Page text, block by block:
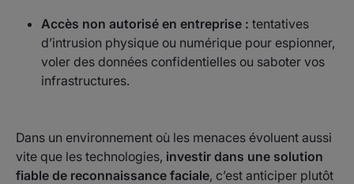
Accès non autorisé en entreprise : tentatives
d’intrusion physique ou numérique pour espionner,
voler des données confidentielles ou saboter vos
infrastructures.
Dans un environnement où les menaces évoluent aussi
vite que les technologies, investir dans une solution
fiable de reconnaissance faciale, c’est anticiper plutôt